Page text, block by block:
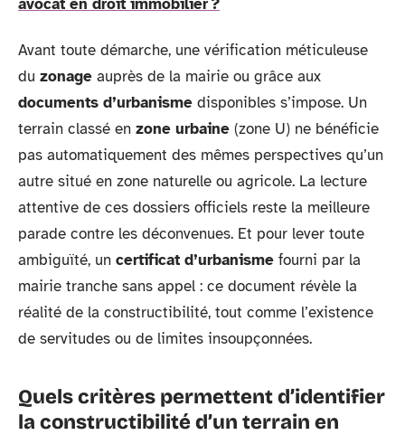
Avant toute démarche, une vérification méticuleuse
du zonage auprès de la mairie ou grâce aux
documents d’urbanisme disponibles s’impose. Un
terrain classé en zone urbaine (zone U) ne bénéficie
pas automatiquement des mêmes perspectives qu’un
autre situé en zone naturelle ou agricole. La lecture
attentive de ces dossiers officiels reste la meilleure
parade contre les déconvenues. Et pour lever toute
ambiguïté, un certificat d’urbanisme fourni par la
mairie tranche sans appel : ce document révèle la
réalité de la constructibilité, tout comme l’existence
de servitudes ou de limites insoupçonnées.
Quels critères permettent d’identifier
la constructibilité d’un terrain en